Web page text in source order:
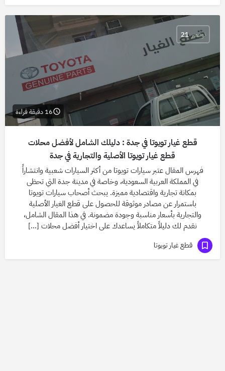
نوفمبر 21
16 دقيقة قراءة
قطع غيار تويوتا في جدة : دليلك الشامل لأفضل محلات
قطع غيار تويوتا الأصلية والتجارية في جدة
فهرس المقال عتبر سيارات تويوتا من أكثر السيارات شعبية وانتشاراً
في المملكة العربية السعودية، وخاصة في مدينة جدة التي تحظى
بمكانة تجارية واقتصادية مميزة. يبحث أصحاب سيارات تويوتا
باستمرار عن مصادر موثوقة للحصول على قطع الغيار الأصلية
والتجارية بأسعار مناسبة وجودة مضمونة. في هذا المقال الشامل،
نقدم لك دليلاً متكاملاً يساعدك على اختيار أفضل محلات […]
قطع غيار تويوتا